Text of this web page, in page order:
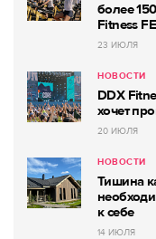
более
Fitness
23 ИЮЛЯ
НОВОСТИ
DDX
хочет
20 ИЮЛЯ
НОВОСТИ
Тишина
к себе
14 ИЮЛЯ